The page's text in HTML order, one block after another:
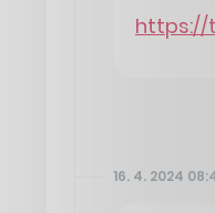
https://
16. 4. 2024